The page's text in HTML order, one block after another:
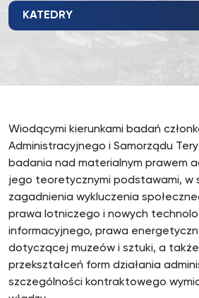
KATEDRY
Wiodącymi kierunkami badań
Administracyjnego i Samorządu
badania nad materialnym prawem
jego teoretycznymi podstawami, w
zagadnienia wykluczenia
prawa lotniczego i nowych
informacyjnego, prawa
dotyczącej muzeów i sztuki, a
przekształceń form działania
szczególności kontraktowego